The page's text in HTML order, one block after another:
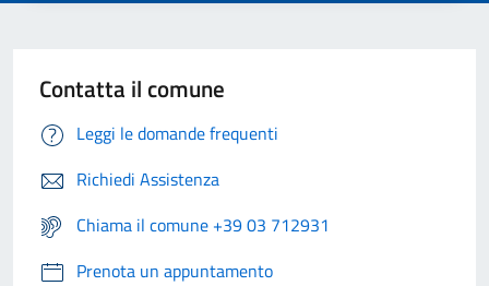
Contatta il comune
Leggi le domande frequenti
Richiedi Assistenza
Chiama il comune +39 03 712931
Prenota un appuntamento